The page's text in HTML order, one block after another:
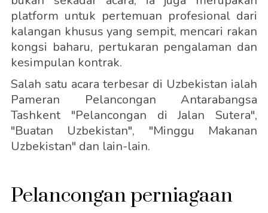
platform untuk pertemuan profesional dari
kalangan khusus yang sempit, mencari rakan
kongsi baharu, pertukaran pengalaman dan
kesimpulan kontrak.
Salah satu acara terbesar di Uzbekistan ialah
Pameran Pelancongan Antarabangsa
Tashkent "Pelancongan di Jalan Sutera",
"Buatan Uzbekistan", "Minggu Makanan
Uzbekistan" dan lain-lain.
Pelancongan perniagaan